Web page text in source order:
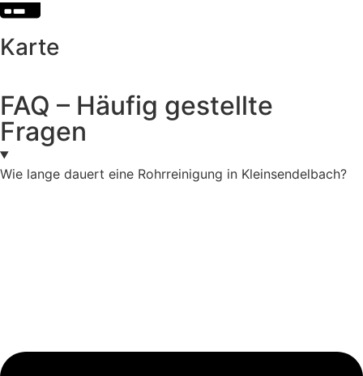
Karte
FAQ – Häufig gestellte
Fragen
Wie lange dauert eine Rohrreinigung in Kleinsendelbach?